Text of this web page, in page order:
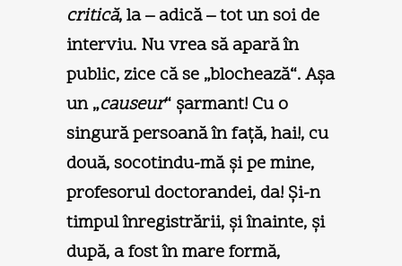
critică, la – adică – tot un soi de
interviu. Nu vrea să apară în
public, zice că se „blochează“. Aşa
un „causeur“ şarmant! Cu o
singură persoană în faţă, hai!, cu
două, socotindu-mă şi pe mine,
profesorul doctorandei, da! Şi-n
timpul înregistrării, şi înainte, şi
după, a fost în mare formă,